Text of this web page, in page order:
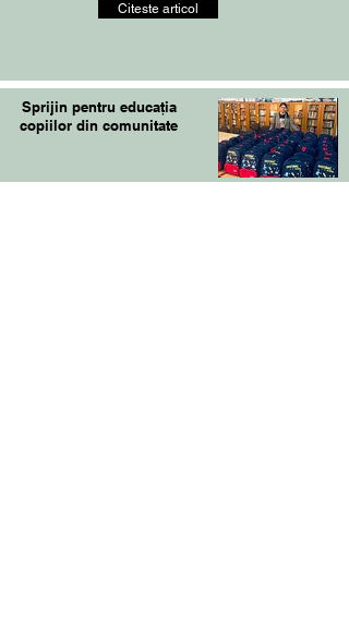
Citeste articol
Sprijin pentru educația
copiilor din comunitate